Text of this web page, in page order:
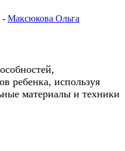
- Максюкова Ольга
ребенка, используя
материалы и техники